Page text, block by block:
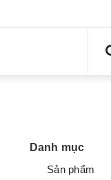
Danh mục
Sản phẩm